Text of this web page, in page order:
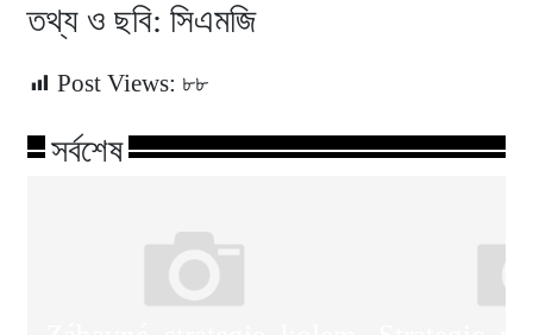
তথ্য ও ছবি: সিএমজি
Post Views: ৮৮
সর্বশেষ